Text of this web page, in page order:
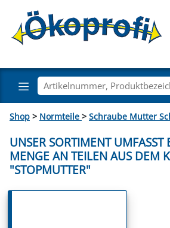
Shop > Normteile > Schraube Mutter
UNSER SORTIMENT UMFASST
ENGE AN TEILEN AUS DEM
STOPMUTTER"